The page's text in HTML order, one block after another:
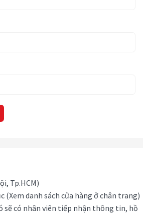
Tp.HCM)
(Xem danh sách cửa hàng ở chân trang)
sẽ có nhân viên tiếp nhận thông tin, hồ